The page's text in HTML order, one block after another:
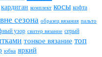
кардиган комплект косы кофта
сезона образец вязания пальто
узор свитер вязание серый
тонкое вязание топ
юбка яркий